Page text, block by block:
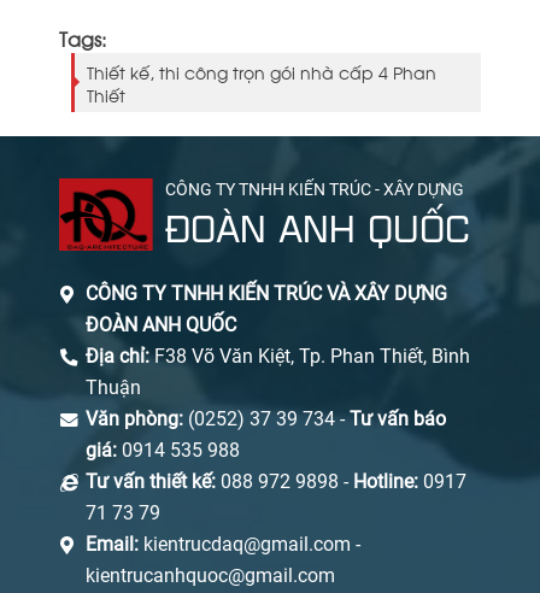
Tags:
Thiết kế, thi công trọn gói nhà cấp 4 Phan
Thiết
CÔNG TY TNHH KIẾN TRÚC - XÂY DỰNG
ĐOÀN ANH QUỐC
CÔNG TY TNHH KIẾN TRÚC VÀ XÂY DỰNG
ĐOÀN ANH QUỐC
Địa chỉ:F38 Võ Văn Kiệt, Tp. Phan Thiết, Bình
Thuận
Văn phòng: (0252) 37 39 734 -Tư vấn báo
giá: 0914 535 988
Tư vấn thiết kế: 088 972 9898 - Hotline: 0917
71 73 79
Email: kientrucdaq@gmail.com -
kientrucanhquoc@gmail.com